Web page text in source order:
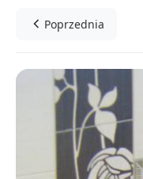
Poprzednia